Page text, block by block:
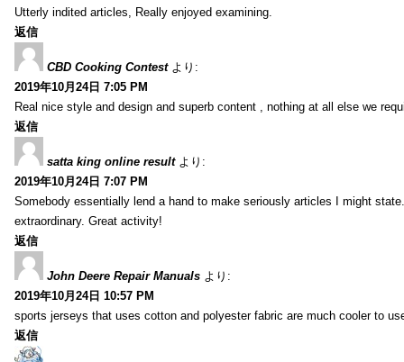
Utterly indited articles, Really enjoyed examining.
返信
CBD Cooking Contest より:
2019年10月24日 7:05 PM
Real nice style and design and superb content , nothing at all else we
返信
satta king online result より:
2019年10月24日 7:07 PM
Somebody essentially lend a hand to make seriously articles I might
extraordinary. Great activity!
返信
John Deere Repair Manuals より:
2019年10月24日 10:57 PM
sports jerseys that uses cotton and polyester fabric are much cooler to
返信